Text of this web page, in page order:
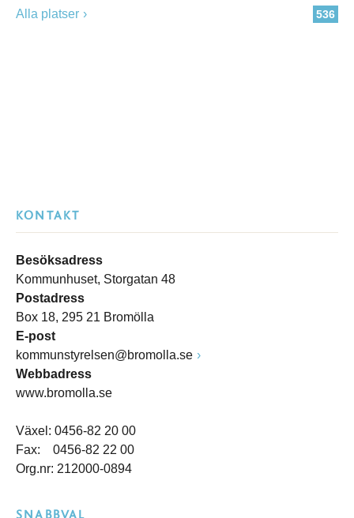
536
Alla platser
KONTAKT
Besöksadress
Kommunhuset, Storgatan 48
Postadress
Box 18, 295 21 Bromölla
E-post
kommunstyrelsen@bromolla.se
Webbadress
www.bromolla.se
Växel: 0456-82 20 00
Fax: 0456-82 22 00
Org.nr: 212000-0894
SNABBVAL